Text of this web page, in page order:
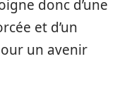
donc d’une
et d’un
un avenir